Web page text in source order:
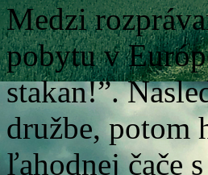
Medzi
pobytu v
stakan!”.
družbe, potom
ľahodnej čače